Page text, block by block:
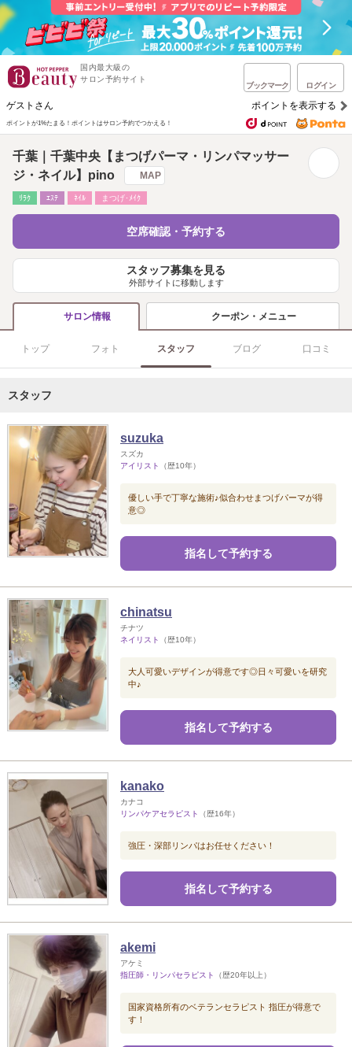
国内最大級の
サロン予約サイト
ブックマーク ログイン
ゲストさん ポイントを表示する
ポイントが1%たまる！ ポイントはサロン予約でつかえる！
千葉｜千葉中央【まつげパーマ・リンパマッサー
ジ・ネイル】pino
MAP
ﾘﾗｸ ｴｽﾃ ﾈｲﾙ まつげ･ﾒｲｸ
空席確認・予約する
スタッフ募集を見る
外部サイトに移動します
サロン情報 クーポン・メニュー
トップ フォト スタッフ ブログ 口コミ
スタッフ
suzuka
スズカ
アイリスト
（歴10年）
優しい手で丁寧な施術♪似合わせまつげパーマが得
意◎
指名して予約する
chinatsu
チナツ
ネイリスト
（歴10年）
大人可愛いデザインが得意です◎日々可愛いを研究
中♪
指名して予約する
kanako
カナコ
リンパケアセラピスト
（歴16年）
強圧・深部リンパはお任せください！
指名して予約する
akemi
アケミ
指圧師・リンパセラピスト
（歴20年以上）
国家資格所有のベテランセラピスト 指圧が得意で
す！